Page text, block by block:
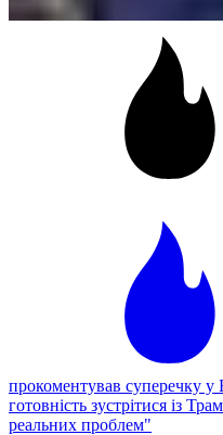
прокоментував суперечку у
готовність зустрітися із
реальних проблем"